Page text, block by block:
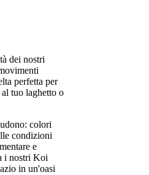
dei nostri
perfetta per
tuo laghetto o
colori
condizioni
e
i nostri Koi
in un'oasi